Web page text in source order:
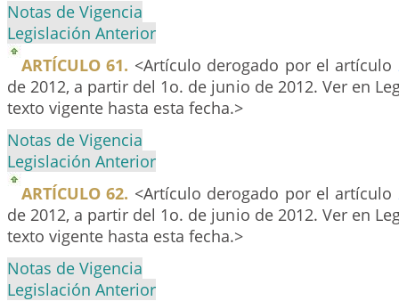
Notas de Vigencia
Legislación Anterior
ARTÍCULO 61. <Artículo derogado por el artículo
de 2012, a partir del 1o. de junio de 2012. Ver en
texto vigente hasta esta fecha.>
Notas de Vigencia
Legislación Anterior
ARTÍCULO 62. <Artículo derogado por el artículo
de 2012, a partir del 1o. de junio de 2012. Ver en
texto vigente hasta esta fecha.>
Notas de Vigencia
Legislación Anterior